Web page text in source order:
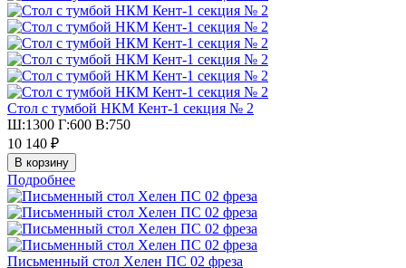
Стол с тумбой НКМ Кент-1 секция № 2
Ш:1300 Г:600 В:750
10 140 ₽
Подробнее
Письменный стол Хелен ПС 02 фреза